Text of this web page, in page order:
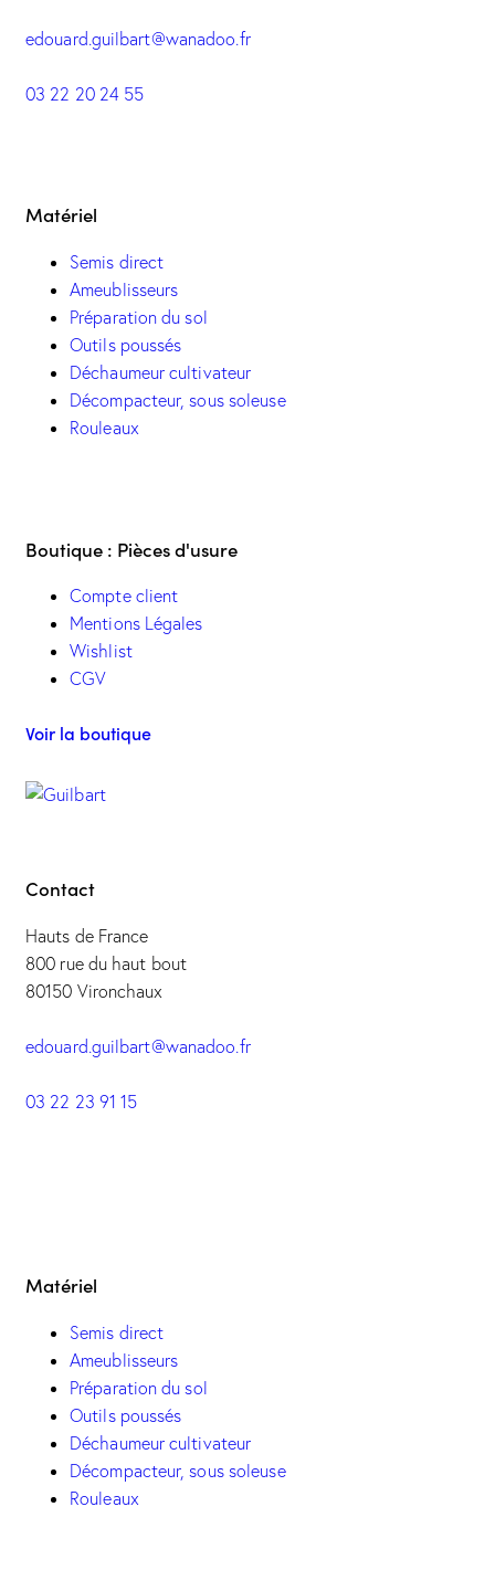
edouard.guilbart@wanadoo.fr
03 22 20 24 55
Matériel
Semis direct
Ameublisseurs
Préparation du sol
Outils poussés
Déchaumeur cultivateur
Décompacteur, sous soleuse
Rouleaux
Boutique : Pièces d'usure
Compte client
Mentions Légales
Wishlist
CGV
Voir la boutique
Contact
Hauts de France
800 rue du haut bout
80150 Vironchaux
edouard.guilbart@wanadoo.fr
03 22 23 91 15
Matériel
Semis direct
Ameublisseurs
Préparation du sol
Outils poussés
Déchaumeur cultivateur
Décompacteur, sous soleuse
Rouleaux